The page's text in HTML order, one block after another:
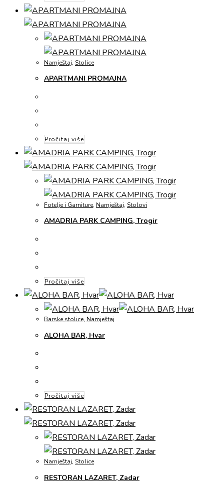
Namještaj, Stolice
APARTMANI PROMAJNA
Pročitaj više
Fotelje i Garniture, Namještaj, Stolovi
AMADRIA PARK CAMPING, Trogir
Pročitaj više
Barske stolice, Namještaj
ALOHA BAR, Hvar
Pročitaj više
Namještaj, Stolice
RESTORAN LAZARET, Zadar